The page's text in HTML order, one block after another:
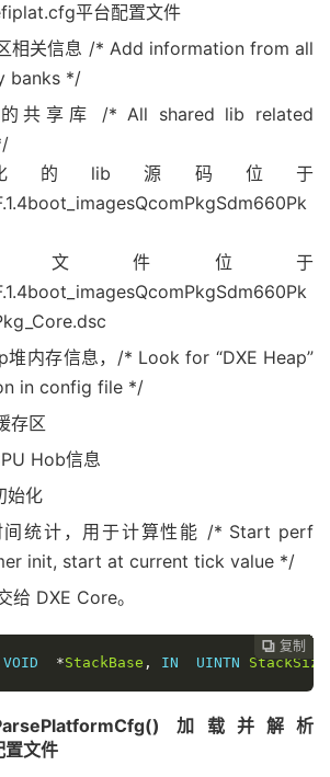
Canary */
，传参 _StackBase（0x80C00000）
/* Stack base arg0 */
/* Stack size arg1 */
平台配置文件
相关信息 /* Add information from all
banks */
共享库 /* All shared lib related
的lib源码位于
文件位于
堆内存信息，/* Look for “DXE Heap”
in config file */
存区
Hob信息
始化
间统计，用于计算性能 /* Start perf
init, start at current tick value */
给 DXE Core。
 复制
 复制
 复制
 复制
 复制
 复制
 复制
 复制
 复制
 复制
 复制
*StackBase , IN  UINTN StackSize
加载并解析
文件